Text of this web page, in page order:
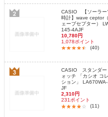
CASIO 【ソーラー
時計】wave ceptor
ェーブセプター）
145-4AJF
10,780円
1,078ポイント
(40)
CASIO スタンダー
ォッチ 「カシオ コ
ション」
JF
2,310円
231ポイント
(11)